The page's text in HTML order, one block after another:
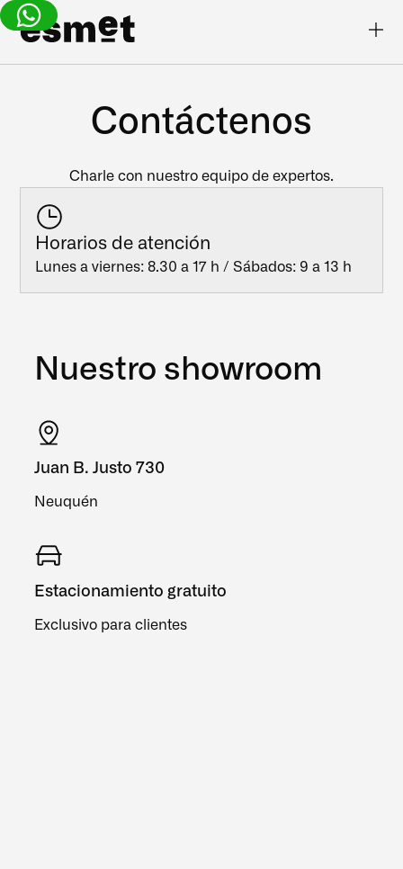
Contáctenos
Charle con nuestro equipo de expertos.
Horarios de atención
Lunes a viernes: 8.30 a 17 h / Sábados: 9 a 13 h
Nuestro showroom
Juan B. Justo 730
Neuquén
Estacionamiento gratuito
Exclusivo para clientes